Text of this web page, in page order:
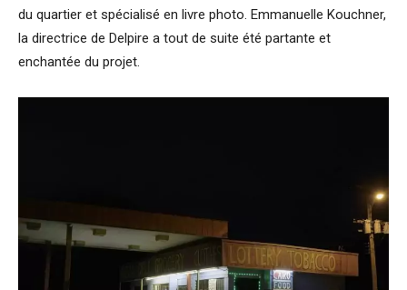
du quartier et spécialisé en livre photo. Emmanuelle Kouchner,
la directrice de Delpire a tout de suite été partante et
enchantée du projet.